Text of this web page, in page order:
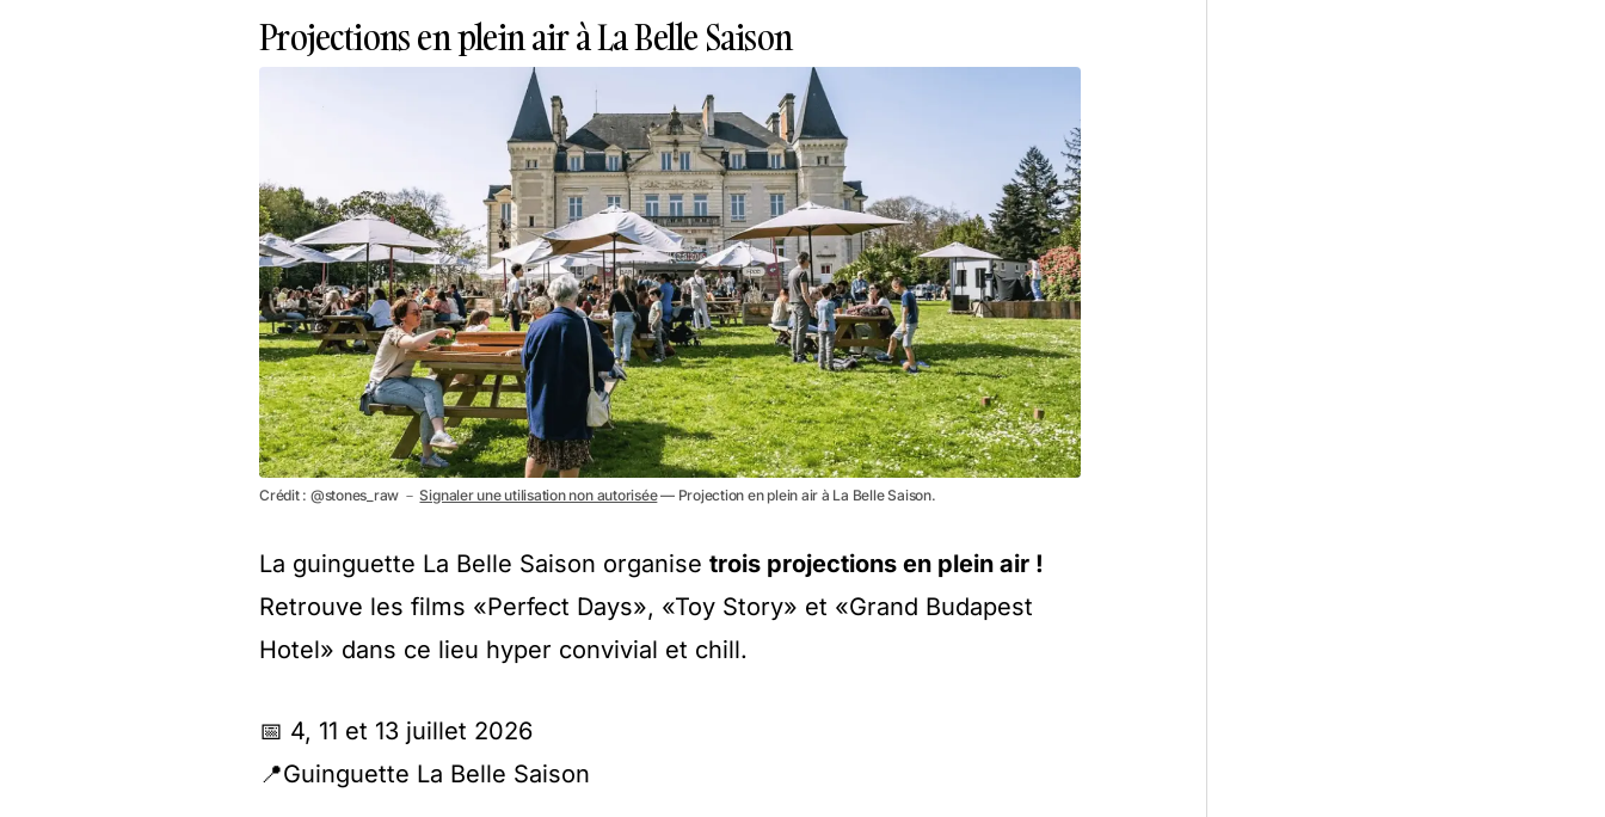
Projections en plein air à La Belle Saison
Crédit : @stones_raw －Signaler une utilisation non autorisée— Projection en plein air à La Belle Saison.
La guinguette La Belle Saison organise trois projections en plein air !
Retrouve les films «Perfect Days», «Toy Story» et «Grand Budapest
Hotel» dans ce lieu hyper convivial et chill.
📅 4, 11 et 13 juillet 2026
📍Guinguette La Belle Saison